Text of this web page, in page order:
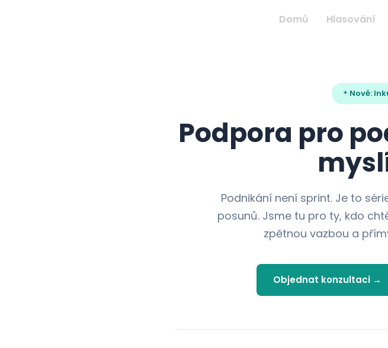
Domů Hlasování
Nově:
Podpora pro
Podnikání není sprint. Je to
posunů. Jsme tu pro ty, kdo
zpětnou vazbou a
Objednat konzultaci →